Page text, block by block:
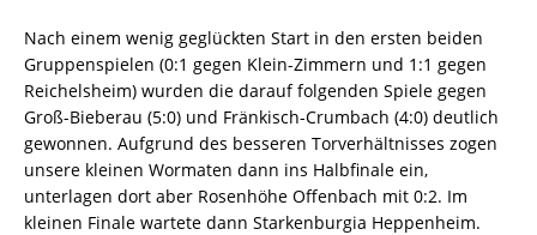
Nach einem wenig geglückten Start in den ersten beiden
Gruppenspielen (0:1 gegen Klein-Zimmern und 1:1 gegen
Reichelsheim) wurden die darauf folgenden Spiele gegen
Groß-Bieberau (5:0) und Fränkisch-Crumbach (4:0) deutlich
gewonnen. Aufgrund des besseren Torverhältnisses zogen
unsere kleinen Wormaten dann ins Halbfinale ein,
unterlagen dort aber Rosenhöhe Offenbach mit 0:2. Im
kleinen Finale wartete dann Starkenburgia Heppenheim.